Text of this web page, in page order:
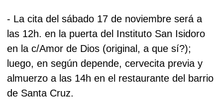
- La cita del sábado 17 de noviembre será a
las 12h. en la puerta del Instituto San Isidoro
en la c/Amor de Dios (original, a que sí?);
luego, en según depende, cervecita previa y
almuerzo a las 14h en el restaurante del barrio
de Santa Cruz.